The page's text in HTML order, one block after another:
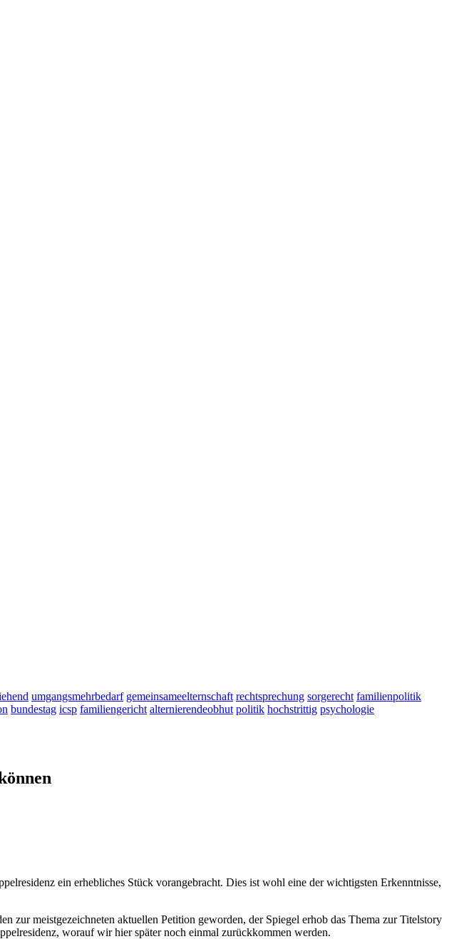
umgangsmehrbedarf gemeinsameelternschaft rechtsprechung sorgerecht familienpolitik
bundestag icsp familiengericht alternierendeobhut politik hochstrittig psychologie
ein erhebliches Stück vorangebracht. Dies ist wohl eine der wichtigsten Erkenntnisse,
zur meistgezeichneten aktuellen Petition geworden, der Spiegel erhob das Thema zur Titelstory
worauf wir hier später noch einmal zurückkommen werden.